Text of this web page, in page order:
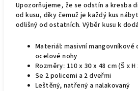
Upozorňujeme, že se odstín a kresba
od kusu, díky čemuž je každý kus
odlišný od ostatních. Výběr kusu k
Materiál: masivní mangovníkové
ocelové nohy
Rozměry: 110 x 30 x 48 cm (Š x H
Se 2 policemi a 2 dveřmi
Leštěný, natřený a nalakovaný